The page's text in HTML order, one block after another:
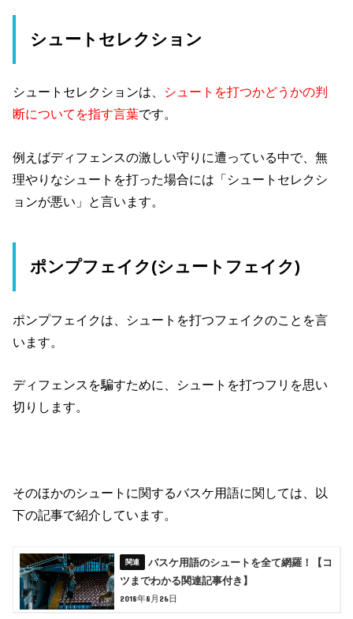
シュートセレクション
シュートセレクションは、 シュートを打つかどうかの判
断についてを指す言葉です。
例えばディフェンスの激しい守りに遭っている中で、無
理やりなシュートを打った場合には「シュートセレクシ
ョンが悪い」と言います。
ポンプフェイク(シュートフェイク)
ポンプフェイクは、シュートを打つフェイクのことを言
います。
ディフェンスを騙すために、シュートを打つフリを思い
切りします。
そのほかのシュートに関するバスケ用語に関しては、以
下の記事で紹介しています。
バスケ用語のシュートを全て網羅！【コ
ツまでわかる関連記事付き】
2018年8月26日